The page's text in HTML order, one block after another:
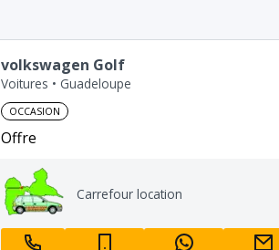
volkswagen Golf
Voitures • Guadeloupe
OCCASION
Offre
Carrefour location